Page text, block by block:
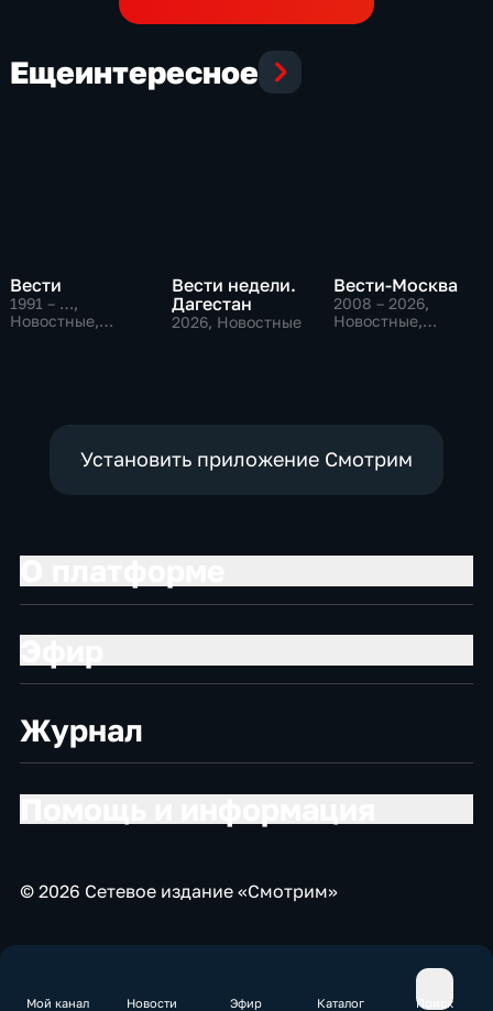
Мой канал Новости Эфир Каталог Поиск
Ещеинтересное
Вести
1991 – …,
Новостные,
Вести недели.
Дагестан
2026, Новостные
Вести-Москва
2008 – 2026,
Новостные,
Установить приложение Смотрим
Журнал
© 2026 Сетевое издание «Смотрим»